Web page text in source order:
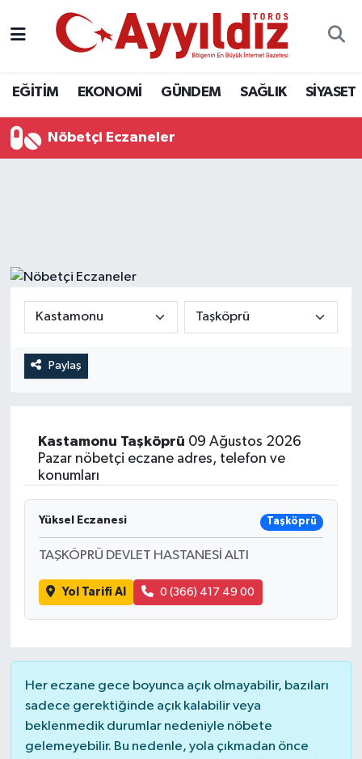
EĞİTİM EKONOMİ GÜNDEM SAĞLIK SİYASET
Nöbetçi Eczaneler
Paylaş
Kastamonu Taşköprü 09 Ağustos 2026
Pazar nöbetçi eczane adres, telefon ve
konumları
Yüksel Eczanesi Taşköprü
TAŞKÖPRÜ DEVLET HASTANESİ ALTI
Yol Tarifi Al 0 (366) 417 49 00
Her eczane gece boyunca açık olmayabilir, bazıları
sadece gerektiğinde açık kalabilir veya
beklenmedik durumlar nedeniyle nöbete
gelemeyebilir. Bu nedenle, yola çıkmadan önce